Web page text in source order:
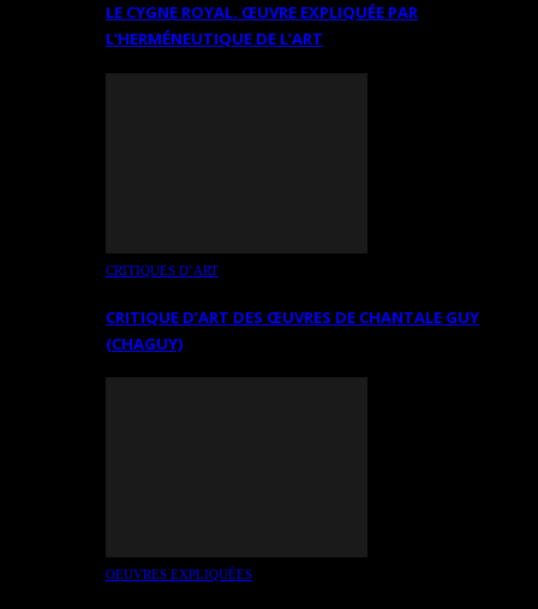
LE CYGNE ROYAL. ŒUVRE EXPLIQUÉE PAR
L’HERMÉNEUTIQUE DE L’ART
CRITIQUES D’ART
CRITIQUE D’ART DES ŒUVRES DE CHANTALE GUY
(CHAGUY)
OEUVRES EXPLIQUÉES